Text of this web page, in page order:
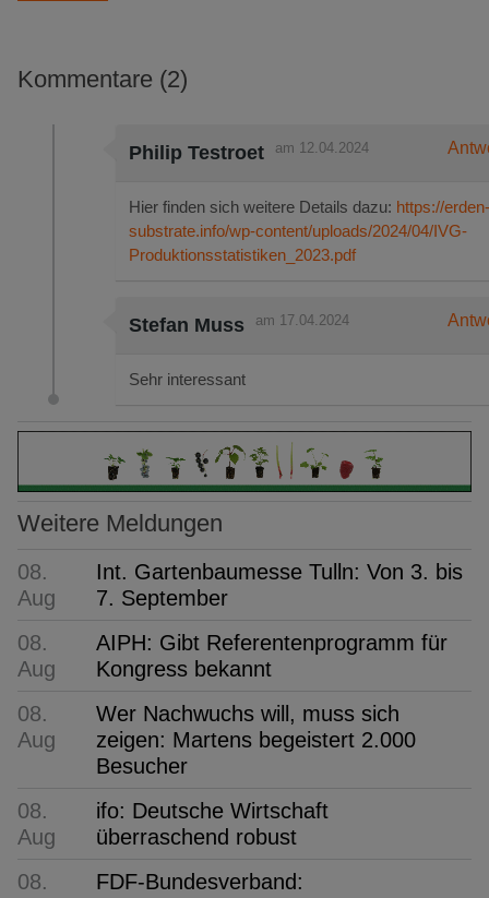
Kommentare (2)
Philip Testroet am 12.04.2024
Hier finden sich weitere Details dazu: https://erden-
substrate.info/wp-content/uploads/2024/04/IVG-
Produktionsstatistiken_2023.pdf
Stefan Muss am 17.04.2024
Sehr interessant
Weitere Meldungen
08.
Aug
Int. Gartenbaumesse Tulln: Von 3. bis
7. September
08.
Aug
AIPH: Gibt Referentenprogramm für
Kongress bekannt
08.
Aug
Wer Nachwuchs will, muss sich
zeigen: Martens begeistert 2.000
Besucher
08.
Aug
ifo: Deutsche Wirtschaft
überraschend robust
08.
FDF-Bundesverband: